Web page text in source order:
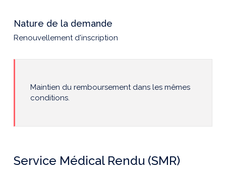
Nature de la demande
Renouvellement d'inscription
Maintien du remboursement dans les mêmes
conditions.
Service Médical Rendu (SMR)